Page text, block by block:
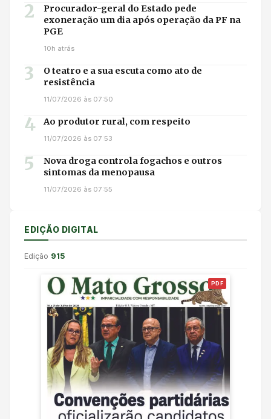
2
Procurador-geral do Estado pede
exoneração um dia após operação da PF na
PGE
10h atrás
3
O teatro e a sua escuta como ato de
resistência
11/07/2026 às 07:50
4 Ao produtor rural, com respeito
11/07/2026 às 07:53
5
Nova droga controla fogachos e outros
sintomas da menopausa
11/07/2026 às 07:55
EDIÇÃO DIGITAL
Edição 915
PDF